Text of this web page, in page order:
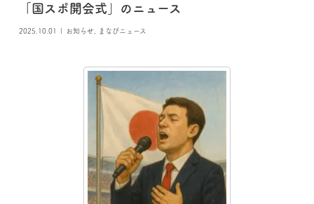
「国スポ開会式」のニュース
2025.10.01 お知らせ まなびニュース